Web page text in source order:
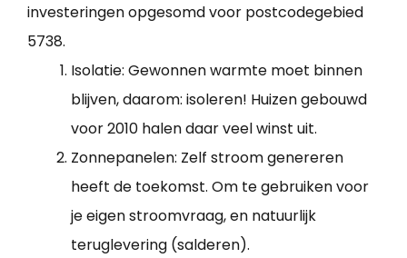
investeringen opgesomd voor postcodegebied
5738.
Isolatie: Gewonnen warmte moet binnen
blijven, daarom: isoleren! Huizen gebouwd
voor 2010 halen daar veel winst uit.
Zonnepanelen: Zelf stroom genereren
heeft de toekomst. Om te gebruiken voor
je eigen stroomvraag, en natuurlijk
teruglevering (salderen).